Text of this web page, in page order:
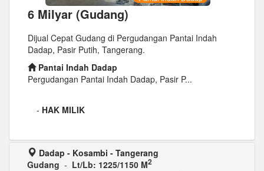
6 Milyar (Gudang)
Dijual Cepat Gudang di Pergudangan Pantai Indah
Dadap, Pasir Putih, Tangerang.
Pantai Indah Dadap
Pergudangan Pantai Indah Dadap, Pasir P...
- HAK MILIK
Dadap - Kosambi - Tangerang
Gudang - Lt/Lb: 1225/1150 M2